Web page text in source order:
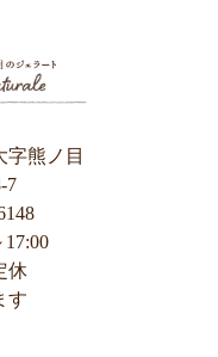
字熊ノ目
7
休
す